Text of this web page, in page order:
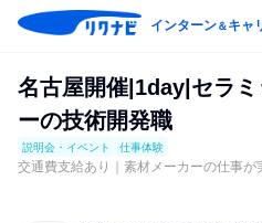
インターン＆キャ
名古屋開催|1day|セラ
ーの技術開発職
説明会・イベント 仕事体験
交通費支給あり｜素材メーカーの仕事が